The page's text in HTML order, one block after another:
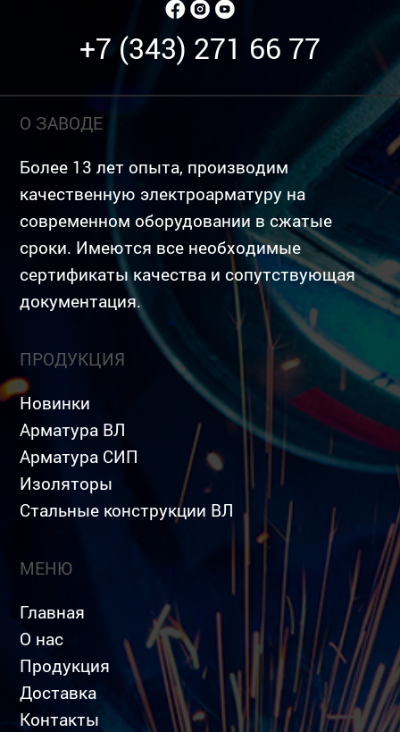
+7 (343) 271 66 77
О ЗАВОДЕ
Более 13 лет опыта, производим
качественную электроарматуру на
современном оборудовании в сжатые
сроки. Имеются все необходимые
сертификаты качества и сопутствующая
документация.
ПРОДУКЦИЯ
Новинки
Арматура ВЛ
Арматура СИП
Изоляторы
Стальные конструкции ВЛ
МЕНЮ
Главная
О нас
Продукция
Доставка
Контакты